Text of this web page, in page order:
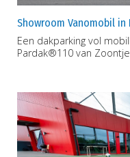
Showroom Vanomobil
Een dakparking vol
Pardak®110 van